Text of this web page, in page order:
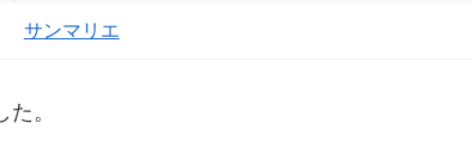
サンマリエ
。